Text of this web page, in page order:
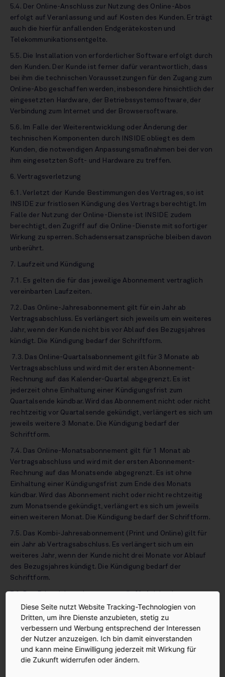
5.4. Der Online-Anschluss zur Nutzung des Online-Abos
erfolgt auf Veranlassung und auf Kosten des Kunden. Er trägt
auch die hierfür anfallenden Endgerätekosten und
Telekommunikationsentgelte.
5.5. Die Installation von erforderlicher Software erfolgt durch
den Kunden. Der Kunde ist ferner dafür verantwortlich, dass
bei ihm die technischen Voraussetzungen für den Zugang zum
Online-Abo geschaffen werden, insbesondere hinsichtlich der
eingesetzten Hardware, der Betriebssystemsoftware, der
Verbindung zum Internet und der Browsersoftware.
5.6. Im Falle der Weiterentwicklung oder Änderung der
technischen Komponenten durch INSIDE obliegt es dem
Kunden, die notwendigen Anpassungsmaßnahmen bei der von
ihm eingesetzten Soft- und Hardware zu treffen.
6. Vertragsverletzung
6.1. Verletzt der Kunde Bestimmungen des Vertrages, so ist
INSIDE zur fristlosen Kündigung des Vertrags berechtigt. Im
Falle der Nutzung der Online-Dienste ist INSIDE zudem
berechtigt, den Zugriff auf die Online-Dienste mit sofortiger
Wirkung zu sperren. Schadensersatzansprüche bleiben davon
unberührt.
7. Laufzeit und Kündigung
7.1. Es gelten die für das jeweilige Abonnement vertraglich
vereinbarten Laufzeiten.
7.2. Das Online-Jahresabonnement gilt für ein Jahr ab
Vertragsabschluss. Es verlängert sich jeweils um ein weiteres
Jahr, wenn der Kunde nicht bis vor Ablauf des Bezugsjahres
kündigt. Die Kündigung bedarf der Schriftform.
7.3. Das Online-Quartalsabonnement gilt für 3 Monate ab
Vertragsabschluss und wird mit der ersten Abonnement-
Rechnung auf das Kalender-Quartal abgegrenzt. Es ist
jederzeit ohne Einhaltung einer Kündigungsfrist zum
Quartalsende kündbar. Wird das Abonnement nicht oder nicht
rechtzeitig vor Quartalsende gekündigt, verlängert es sich um
jeweils weitere 3 Monate. Die Kündigung bedarf der
Schriftform.
7.4. Das Online-Monatsabonnement gilt für 1 Monat ab
Vertragsabschluss und wird mit der ersten Abonnement-
Rechnung auf das Monatsende abgegrenzt. Es ist ohne
Einhaltung einer Kündigungsfrist zum Ende des Monats
kündbar. Wird das Abonnement nicht oder nicht rechtzeitig
zum Monatsende gekündigt, verlängert es sich um jeweils
einen weiteren Monat. Die Kündigung bedarf der Schriftform.
7.5. Das Kombi-Jahresabonnement (Print und Online) gilt für
ein Jahr ab Vertragsabschluss. Es verlängert sich um ein
weiteres Jahr, wenn der Kunde nicht drei Monate vor Ablauf
des Bezugsjahres kündigt. Die Kündigung bedarf der
Schriftform.
Vertragsabschluss. Es verlängert sich um ein weiteres Jahr,
wenn der Kunde nicht drei Monate vor Ablauf des
Bezugsjahres kündigt. Die Kündigung bedarf der Schriftform.
7.7. Die Kombi-Jahresabonnements (Print und Online) für
Studenten enden automatisch nach 12 Monaten, wenn nicht
Diese Seite nutzt Website Tracking-Technologien von
Dritten, um ihre Dienste anzubieten, stetig zu
verbessern und Werbung entsprechend der Interessen
der Nutzer anzuzeigen. Ich bin damit einverstanden
und kann meine Einwilligung jederzeit mit Wirkung für
die Zukunft widerrufen oder ändern.